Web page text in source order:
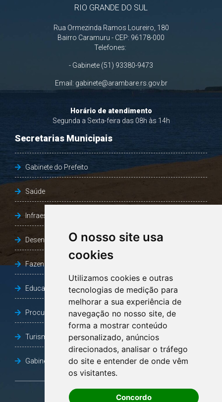
O nosso site usa
cookies
Utilizamos cookies e outras
tecnologias de medição para
melhorar a sua experiência de
navegação no nosso site, de
forma a mostrar conteúdo
personalizado, anúncios
direcionados, analisar o tráfego
do site e entender de onde vêm
os visitantes.
Concordo
RIO GRANDE DO SUL
Rua Ormezinda Ramos Loureiro, 180
Bairro Caramuru - CEP: 96178-000
Telefones:
- Gabinete (51) 93380-9473
Email: gabinete@arambare.rs.gov.br
Horário de atendimento
Segunda a Sexta-feira das 08h às 14h
Secretarias Municipais
Gabinete do Prefeito
Saúde
Infraestrutura, Agricultura e Meio Ambiente
Desenvolvimento Social
Fazenda e Desenvolvimento Econômico
Educação
Procuradoria Geral do Município
Turismo, Desporto e Cultura
Gabinete Vice-Prefeito